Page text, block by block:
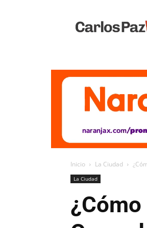
Vivo
Inicio La Ciudad
La Ciudad